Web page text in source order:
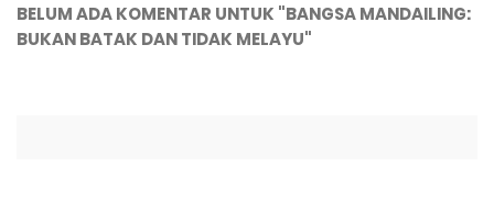
BELUM ADA KOMENTAR UNTUK "BANGSA MANDAILING:
BUKAN BATAK DAN TIDAK MELAYU"